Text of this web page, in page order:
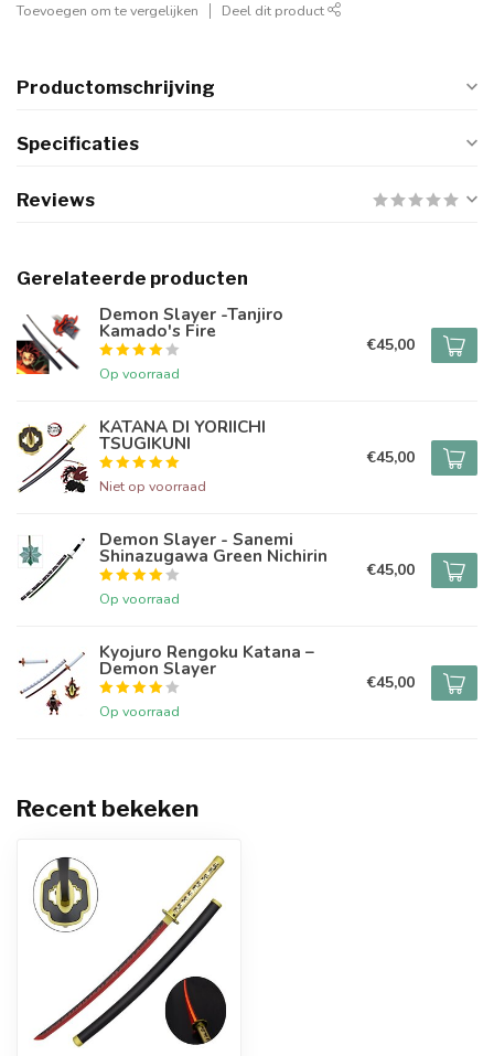
Toevoegen om te vergelijken Deel dit product
Productomschrijving
Specificaties
Reviews
Gerelateerde producten
Demon Slayer -Tanjiro
Kamado's Fire
Op voorraad
€45,00
KATANA DI YORIICHI
TSUGIKUNI
Niet op voorraad
€45,00
Demon Slayer - Sanemi
Shinazugawa Green Nichirin
Op voorraad
€45,00
Kyojuro Rengoku Katana –
Demon Slayer
Op voorraad
€45,00
Recent bekeken